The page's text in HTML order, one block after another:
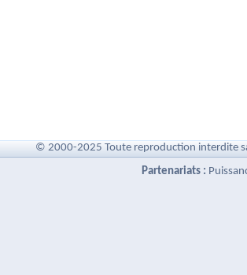
© 2000-2025 Toute reproduction interdite
Partenariats :